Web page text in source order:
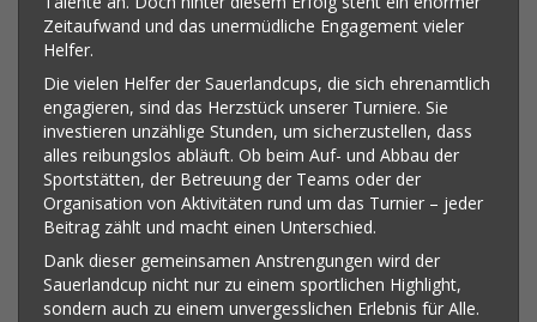
Zeitaufwand und das unermüdliche Engagement vieler
Helfer.
Die vielen Helfer der Sauerlandcups, die sich ehrenamtlich
engagieren, sind das Herzstück unserer Turniere. Sie
investieren unzählige Stunden, um sicherzustellen, dass
alles reibungslos abläuft. Ob beim Auf- und Abbau der
Sportstätten, der Betreuung der Teams oder der
Organisation von Aktivitäten rund um das Turnier – jeder
Beitrag zählt und macht einen Unterschied.
Dank dieser gemeinsamen Anstrengungen wird der
Sauerlandcup nicht nur zu einem sportlichen Highlight,
sondern auch zu einem unvergesslichen Erlebnis für Alle.